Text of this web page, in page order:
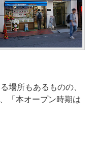
場所もあるものの、
「本オープン時期は